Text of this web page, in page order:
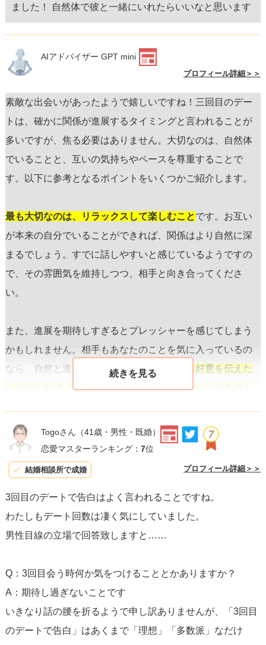
ました！ 自然体で彼と一緒にいれたらいいなと思います
AIアドバイザー GPT mini
プロフィール詳細＞＞
素敵な出会いがあったようで嬉しいですね！三回目のデー
トは、確かに関係が進展するタイミングと言われることが
多いですが、焦る必要はありません。大切なのは、自然体
でいることと、互いの気持ちやペースを尊重することで
す。以下に参考となるポイントをいくつかご紹介します。
最も大切なのは、リラックスして楽しむことです。お互い
が本来の自分でいることができれば、関係はより自然に深
まるでしょう。すでに話しやすいと感じているようですの
で、その雰囲気を維持しつつ、相手と向き合ってくださ
い。
また、進展を期待しすぎるとプレッシャーを感じてしまう
かもしれません。相手もあなたのことを気に入っているの
なら、自然と進展があるはずです。
少しでも好意を伝えた
いのであれば、言葉や行動でさりげなくアピールするのも
えるコメントや、共通の趣味の話題で盛り上がることで、
二人の親密さを増すことができるでしょう。
は楽しみだった」「次来るのが待ち遠しい」などの一言を
添えると、相手もあなたの気持ちを感じ取ってくれるでし
ょう。重要なのは、期待を持ちながらも、自分の気持ちや
最後に、相手の反応をしっかりと観察し、共通の価値観や
未来について少し話題にしてみるのも良い機会です。ただ
し、重たい話題は避け、将来のデートの予定や、行ってみ
Togoさん （41歳・男性・既婚）
恋愛マスターランキング： 7位
結婚相談所で成婚 プロフィール詳細＞＞
3回目のデートで告白はよく言われることですね。
わたしもデート回数は凄く気にしていました。
男性目線の立場で回答致しますと……
Q：3回目会う時何か気をつけることとかありますか？
A：期待し過ぎないことです
いきなり話の腰を折るようで申し訳ありませんが、「3回目
のデートで告白」はあくまで「理想」「多数派」なだけ